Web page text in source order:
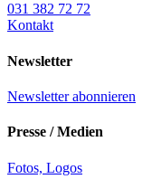
031 382 72 72
Kontakt
Newsletter
Newsletter abonnieren
Presse / Medien
Fotos, Logos